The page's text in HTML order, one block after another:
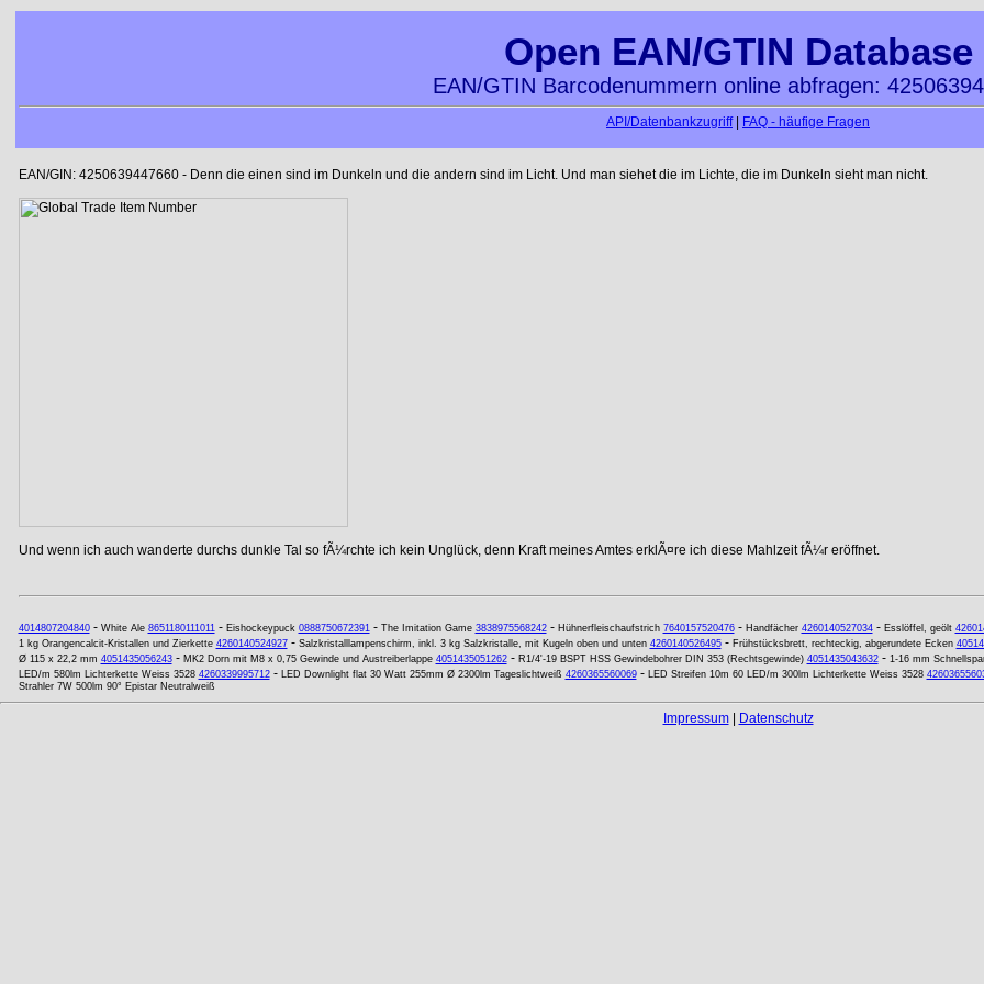
Open EAN/GTIN Database
EAN/GTIN Barcodenummern online abfragen:
API/Datenbankzugriff| FAQ - häufige Fragen
EAN/GIN: 4250639447660 - Denn die einen sind im Dunkeln und die andern sind im Licht. Und man siehet die im Lichte, die im Dunkeln sieht man nicht.
Und wenn ich auch wanderte durchs dunkle Tal so fÃ¼rchte ich kein Unglück, denn Kraft meines Amtes erklÃ¤re ich diese Mahlzeit fÃ¼r eröffnet.
4014807204840- White Ale 8651180111011- Eishockeypuck 0888750672391- The Imitation Game 3838975568242- Hühnerfleischaufstrich 7640157520476- Handfächer 4260140527034- Esslöffel, geölt
1 kg Orangencalcit-Kristallen und Zierkette 4260140524927- Salzkristalllampenschirm, inkl. 3 kg Salzkristalle, mit Kugeln oben und unten 4260140526495- Frühstücksbrett, rechteckig, abgerundete Ecken
Ø 115 x 22,2 mm 4051435056243- MK2 Dorn mit M8 x 0,75 Gewinde und Austreiberlappe 4051435051262- R1/4'-19 BSPT HSS Gewindebohrer DIN 353 (Rechtsgewinde) 4051435043632- 1-16 mm
LED/m 580lm Lichterkette Weiss 3528 4260339995712- LED Downlight flat 30 Watt 255mm Ø 2300lm Tageslichtweiß 4260365560069- LED Streifen 10m 60 LED/m 300lm Lichterkette Weiss 3528
Strahler 7W 500lm 90° Epistar Neutralweiß
Impressum| Datenschutz